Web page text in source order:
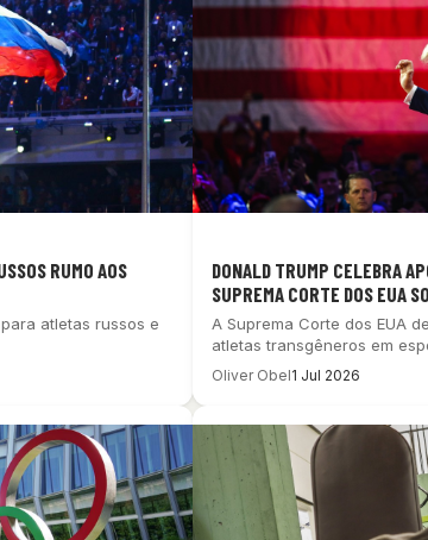
RUMO AOS
atletas russos e
DONALD TRUMP CELEBRA
SUPREMA CORTE DOS EUA
A Suprema Corte dos EUA
atletas transgêneros em
Oliver Obel1 Jul 2026